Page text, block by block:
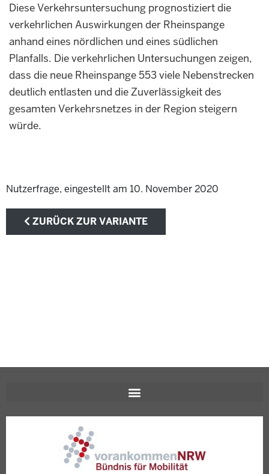
Diese Verkehrsuntersuchung prognostiziert die
verkehrlichen Auswirkungen der Rheinspange
anhand eines nördlichen und eines südlichen
Planfalls. Die verkehrlichen Untersuchungen zeigen,
dass die neue Rheinspange 553 viele Nebenstrecken
deutlich entlasten und die Zuverlässigkeit des
gesamten Verkehrsnetzes in der Region steigern
würde.
Nutzerfrage, eingestellt am 10. November 2020
ZURÜCK ZUR VARIANTE